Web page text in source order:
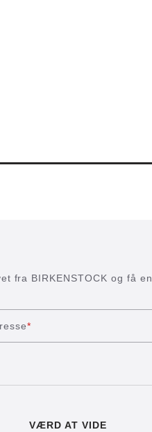
fra BIRKENSTOCK og få en
*
VÆRD AT VIDE